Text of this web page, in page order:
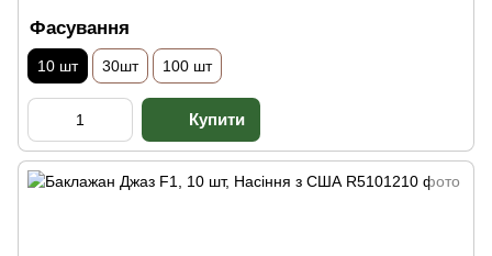
Фасування
10 шт 30шт 100 шт